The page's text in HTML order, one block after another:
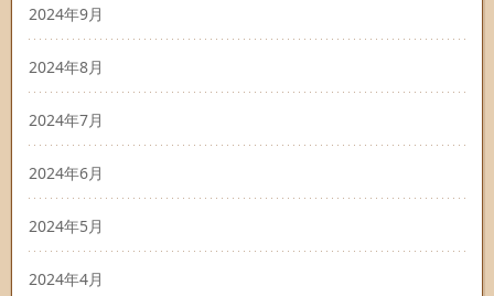
2024年9月
2024年8月
2024年7月
2024年6月
2024年5月
2024年4月